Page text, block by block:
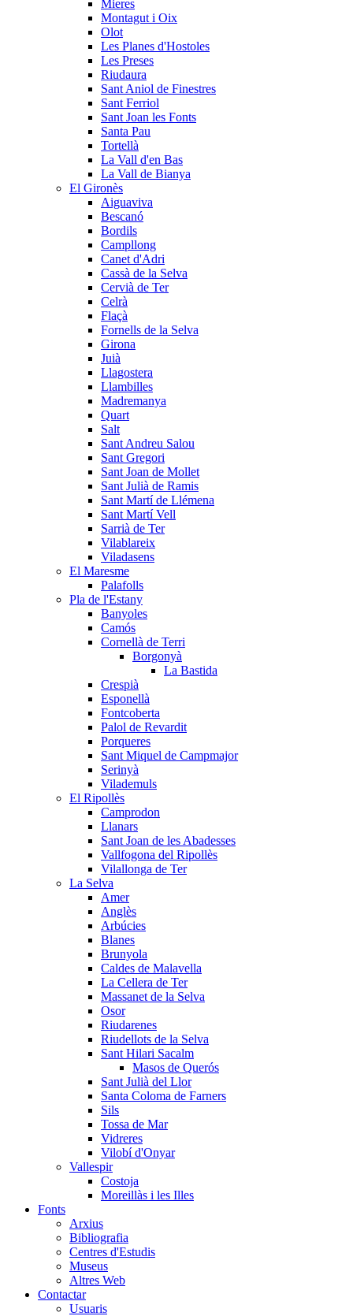
Mieres
Montagut i Oix
Olot
Les Planes d'Hostoles
Les Preses
Riudaura
Sant Aniol de Finestres
Sant Ferriol
Sant Joan les Fonts
Santa Pau
Tortellà
La Vall d'en Bas
La Vall de Bianya
El Gironès
Aiguaviva
Bescanó
Bordils
Campllong
Canet d'Adri
Cassà de la Selva
Cervià de Ter
Celrà
Flaçà
Fornells de la Selva
Girona
Juià
Llagostera
Llambilles
Madremanya
Quart
Salt
Sant Andreu Salou
Sant Gregori
Sant Joan de Mollet
Sant Julià de Ramis
Sant Martí de Llémena
Sant Martí Vell
Sarrià de Ter
Vilablareix
Viladasens
El Maresme
Palafolls
Pla de l'Estany
Banyoles
Camós
Cornellà de Terri
Borgonyà
La Bastida
Crespià
Esponellà
Fontcoberta
Palol de Revardit
Porqueres
Sant Miquel de Campmajor
Serinyà
Vilademuls
El Ripollès
Camprodon
Llanars
Sant Joan de les Abadesses
Vallfogona del Ripollès
Vilallonga de Ter
La Selva
Amer
Anglès
Arbúcies
Blanes
Brunyola
Caldes de Malavella
La Cellera de Ter
Massanet de la Selva
Osor
Riudarenes
Riudellots de la Selva
Sant Hilari Sacalm
Masos de Querós
Sant Julià del Llor
Santa Coloma de Farners
Sils
Tossa de Mar
Vidreres
Vilobí d'Onyar
Vallespir
Costoja
Moreillàs i les Illes
Fonts
Arxius
Bibliografia
Centres d'Estudis
Museus
Altres Web
Contactar
Usuaris